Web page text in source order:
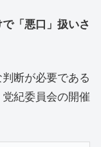
「悪口」扱いさ
断が必要である
紀委員会の開催